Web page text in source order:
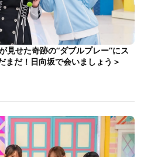
見せた奇跡の“ダブルプレー”にス
まだ！日向坂で会いましょう＞